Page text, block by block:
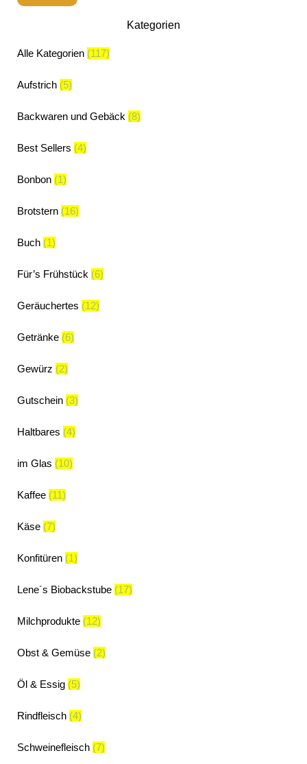
Kategorien
Alle Kategorien (117)
Aufstrich (5)
Backwaren und Gebäck (8)
Best Sellers (4)
Bonbon (1)
Brotstern (16)
Buch (1)
Für’s Frühstück (6)
Geräuchertes (12)
Getränke (6)
Gewürz (2)
Gutschein (3)
Haltbares (4)
im Glas (10)
Kaffee (11)
Käse (7)
Konfitüren (1)
Lene´s Biobackstube (17)
Milchprodukte (12)
Obst & Gemüse (2)
Öl & Essig (5)
Rindfleisch (4)
Schweinefleisch (7)